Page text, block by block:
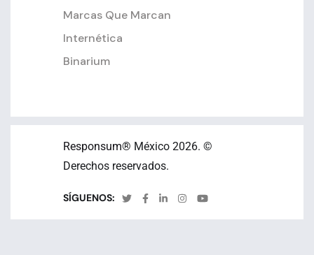
Marcas Que Marcan
Internética
Binarium
Responsum® México 2026. ©
Derechos reservados.
SÍGUENOS: